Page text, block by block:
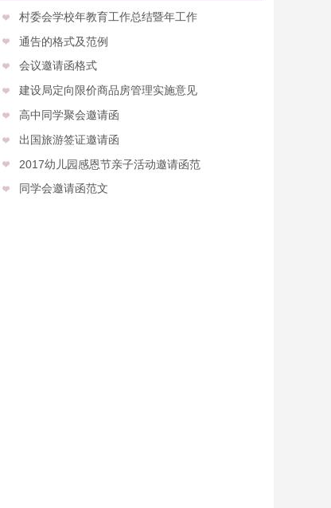
村委会学校年教育工作总结暨年工作
通告的格式及范例
会议邀请函格式
建设局定向限价商品房管理实施意见
高中同学聚会邀请函
出国旅游签证邀请函
2017幼儿园感恩节亲子活动邀请函范
同学会邀请函范文